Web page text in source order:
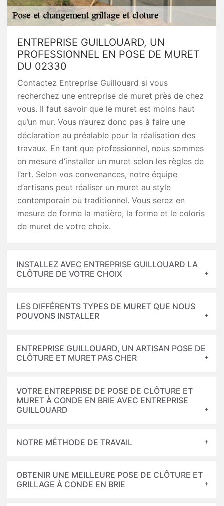
ENTREPRISE GUILLOUARD, UN
PROFESSIONNEL EN POSE DE MURET
DU 02330
Contactez Entreprise Guillouard si vous
recherchez une entreprise de muret près de chez
vous. Il faut savoir que le muret est moins haut
qu’un mur. Vous n’aurez donc pas à faire une
déclaration au préalable pour la réalisation des
travaux. En tant que professionnel, nous sommes
en mesure d’installer un muret selon les règles de
l’art. Selon vos convenances, notre équipe
d’artisans peut réaliser un muret au style
contemporain ou traditionnel. Vous serez en
mesure de forme la matière, la forme et le coloris
de muret de votre choix.
INSTALLEZ AVEC ENTREPRISE GUILLOUARD LA
CLÔTURE DE VOTRE CHOIX
LES DIFFÉRENTS TYPES DE MURET QUE NOUS
POUVONS INSTALLER
ENTREPRISE GUILLOUARD, UN ARTISAN POSE DE
CLÔTURE ET MURET PAS CHER
VOTRE ENTREPRISE DE POSE DE CLÔTURE ET
MURET À CONDE EN BRIE AVEC ENTREPRISE
GUILLOUARD
NOTRE MÉTHODE DE TRAVAIL
OBTENIR UNE MEILLEURE POSE DE CLÔTURE ET
GRILLAGE À CONDE EN BRIE